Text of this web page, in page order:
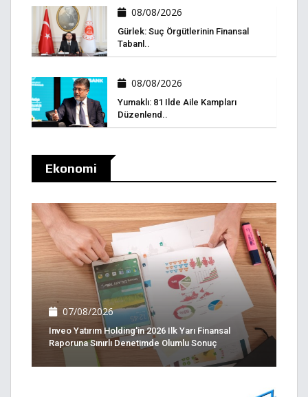
08/08/2026
Gürlek: Suç Örgütlerinin Finansal
Tabanl..
08/08/2026
Yumaklı: 81 Ilde Aile Kampları
Düzenlend..
Ekonomi
07/08/2026
Inveo Yatırım Holding'in 2026 Ilk Yarı Finansal
Raporuna Sınırlı Denetimde Olumlu Sonuç